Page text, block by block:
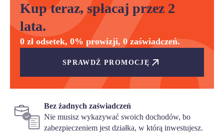
Kup teraz, spłacaj przez 2
lata.
0 zł odsetek, 0% prowizji, 0 zaświadczeń.
SPRAWDŹ PROMOCJĘ
Bez żadnych zaświadczeń
Nie musisz wykazywać swoich dochodów, bo
zabezpieczeniem jest działka, w którą inwestujesz.